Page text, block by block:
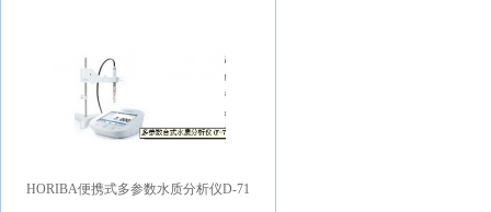
HORIBA便携式多参数水质分析仪D-71